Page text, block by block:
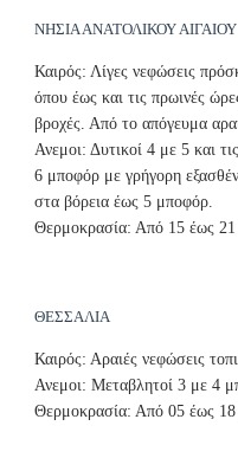
ΝΗΣΙΑ ΑΝΑΤΟΛΙΚΟΥ
Καιρός: Λίγες νεφώσεις
όπου έως και τις πρωινές
βροχές. Από το απόγευμα
Ανεμοι: Δυτικοί 4 με 5 και
6 μποφόρ με γρήγορη
στα βόρεια έως 5 μποφόρ.
Θερμοκρασία: Από 15 έως
ΘΕΣΣΑΛΙΑ
Καιρός: Αραιές νεφώσεις
Ανεμοι: Μεταβλητοί 3 με 4
Θερμοκρασία: Από 05 έως